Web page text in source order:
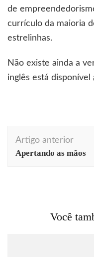
de
currículo da maioria
estrelinhas.
Não existe ainda a
inglês está disponível
Navegação
de
post
Artigo anterior
Apertando as mãos
Você